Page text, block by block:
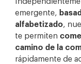
emergente,
alfabetizado,
te permiten
camino de la
rápidamente de